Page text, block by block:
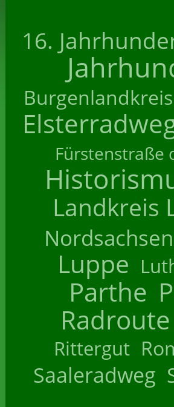
16.
Burgenlandkreis
Fürstenstraße
Landkreis
Nordsachsen
Luppe
Parthe
Rittergut
Saaleradweg